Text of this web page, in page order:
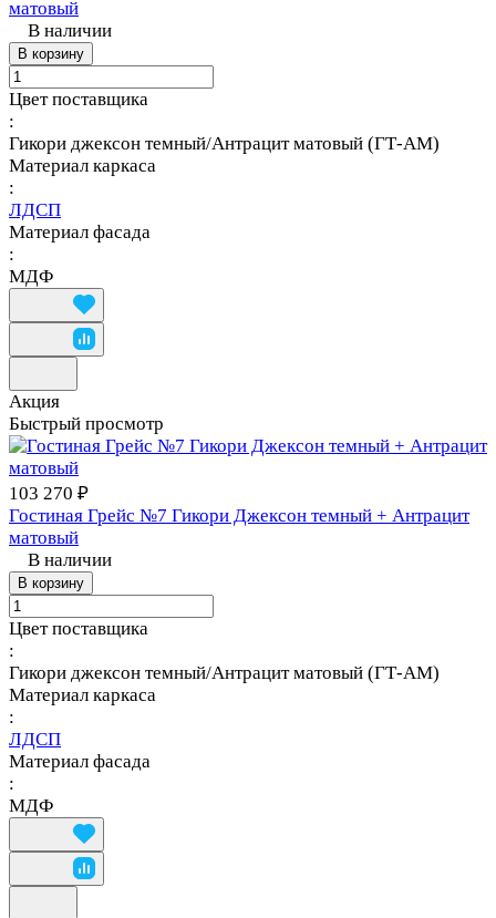
матовый
В наличии
В корзину
Цвет поставщика
:
Гикори джексон темный/Антрацит матовый (ГТ-АМ)
Материал каркаса
:
ЛДСП
Материал фасада
:
МДФ
Акция
Быстрый просмотр
103 270 ₽
Гостиная Грейс №7 Гикори Джексон темный + Антрацит
матовый
В наличии
В корзину
Цвет поставщика
:
Гикори джексон темный/Антрацит матовый (ГТ-АМ)
Материал каркаса
:
ЛДСП
Материал фасада
:
МДФ